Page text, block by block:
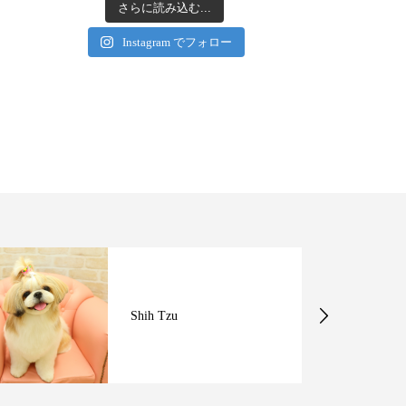
さらに読み込む...
Instagram でフォロー
Shih Tzu